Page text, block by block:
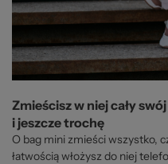
Zmieścisz w niej cały
i jeszcze trochę
O bag mini zmieści wszystko,
łatwością włożysz do niej